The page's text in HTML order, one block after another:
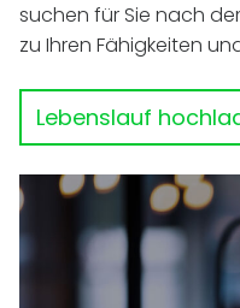
suchen für Sie nach
zu Ihren Fähigkeiten
Lebenslauf